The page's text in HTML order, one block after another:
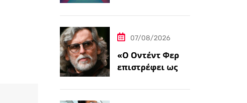
υποστήριξη για
φυσικούς
δίσκους πριν από
την ‘Επαναφορά'”
07/08/2026
«Ο Οντέντ Φερ
επιστρέφει ως
Η Μούμια 4»